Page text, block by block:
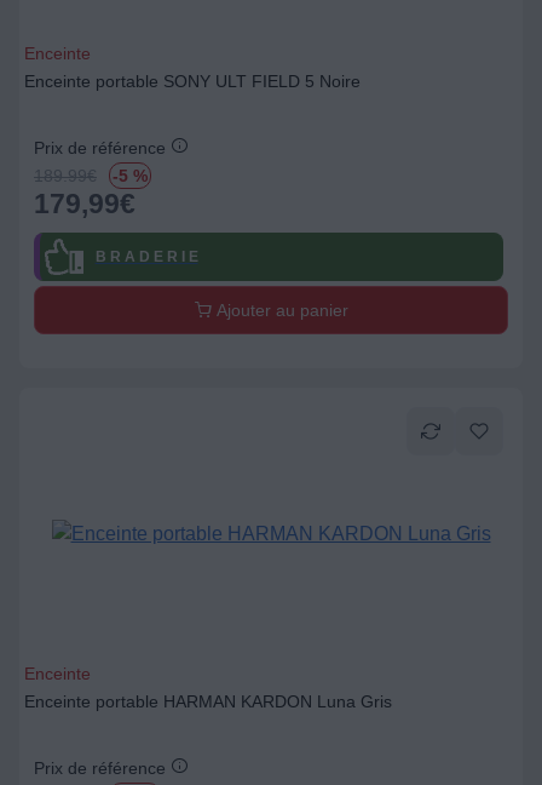
Enceinte
Enceinte portable SONY ULT FIELD 5 Noire
Prix de référence
189.99€ -5 %
179,99€
B R A D E R I E
Ajouter au panier
Enceinte
Enceinte portable HARMAN KARDON Luna Gris
Prix de référence